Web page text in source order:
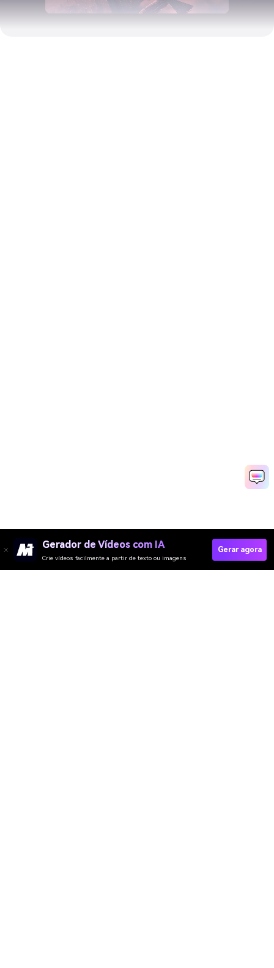
Gerador de Vídeos com IA
Crie vídeos facilmente a partir de texto ou imagens
Gerar agora